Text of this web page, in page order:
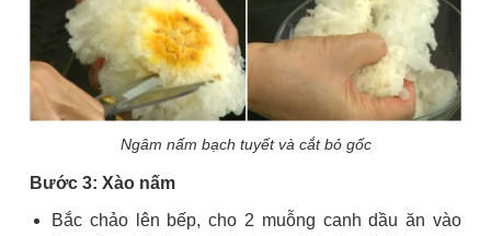
Ngâm nấm bạch tuyết và cắt bỏ gốc
Bước 3: Xào nấm
Bắc chảo lên bếp, cho 2 muỗng canh dầu ăn vào